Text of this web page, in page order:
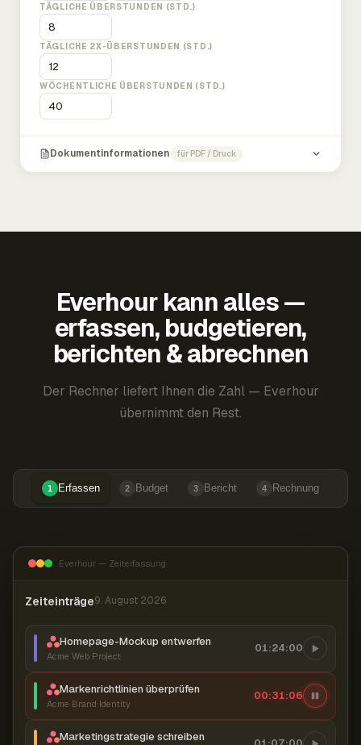
TÄGLICHE ÜBERSTUNDEN (STD.)
TÄGLICHE 2X-ÜBERSTUNDEN (STD.)
WÖCHENTLICHE ÜBERSTUNDEN (STD.)
Dokumentinformationen für PDF / Druck
Everhour kann alles —
erfassen, budgetieren,
berichten & abrechnen
Der Rechner liefert Ihnen die Zahl — Everhour
übernimmt den Rest.
1 Erfassen 2 Budget 3 Bericht 4 Rechnung
Everhour — Zeiterfassung
Zeiteinträge9. August 2026
Homepage-Mockup entwerfen
Acme Web Project
01:24:00
Markenrichtlinien überprüfen
Acme Brand Identity
00:31:07
Marketingstrategie schreiben